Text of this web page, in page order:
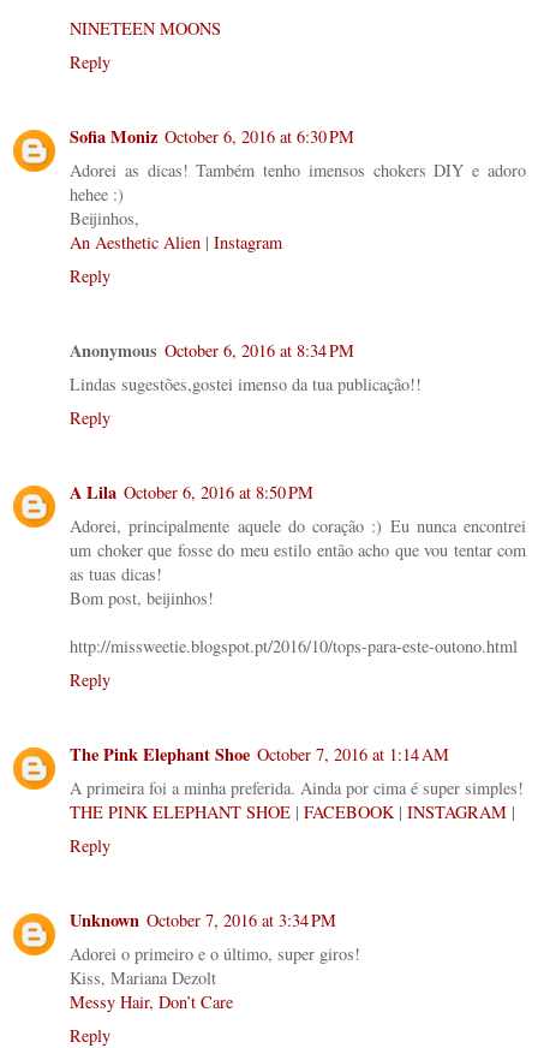
NINETEEN MOONS
Reply
Sofia Moniz October 6, 2016 at 6:30 PM
Adorei as dicas! Também tenho imensos chokers DIY e adoro
hehee :)
Beijinhos,
An Aesthetic Alien | Instagram
Reply
Anonymous October 6, 2016 at 8:34 PM
Lindas sugestões,gostei imenso da tua publicação!!
Reply
A Lila October 6, 2016 at 8:50 PM
Adorei, principalmente aquele do coração :) Eu nunca encontrei
um choker que fosse do meu estilo então acho que vou tentar com
as tuas dicas!
Bom post, beijinhos!
http://missweetie.blogspot.pt/2016/10/tops-para-este-outono.html
Reply
The Pink Elephant Shoe October 7, 2016 at 1:14 AM
A primeira foi a minha preferida. Ainda por cima é super simples!
THE PINK ELEPHANT SHOE | FACEBOOK| INSTAGRAM |
Reply
Unknown October 7, 2016 at 3:34 PM
Adorei o primeiro e o último, super giros!
Kiss, Mariana Dezolt
Messy Hair, Don’t Care
Reply